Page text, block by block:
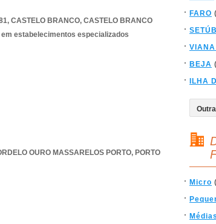
, CASTELO BRANCO, CASTELO BRANCO
estabelecimentos especializados
OURO MASSARELOS PORTO, PORTO
FARO
BEJA
ILHA
Micro